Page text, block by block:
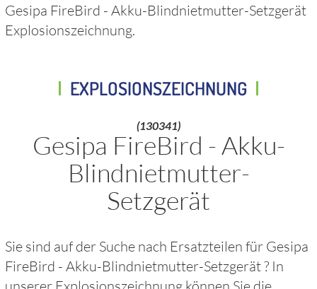
Gesipa FireBird - Akku-Blindnietmutter-Setzgerät
Explosionszeichnung.
EXPLOSIONSZEICHNUNG
(130341)
Gesipa FireBird - Akku-
Blindnietmutter-
Setzgerät
Sie sind auf der Suche nach Ersatzteilen für Gesipa
FireBird - Akku-Blindnietmutter-Setzgerät? In